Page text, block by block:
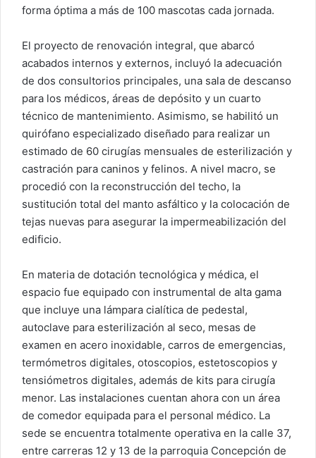
forma óptima a más de 100 mascotas cada jornada.
El proyecto de renovación integral, que abarcó
acabados internos y externos, incluyó la adecuación
de dos consultorios principales, una sala de descanso
para los médicos, áreas de depósito y un cuarto
técnico de mantenimiento. Asimismo, se habilitó un
quirófano especializado diseñado para realizar un
estimado de 60 cirugías mensuales de esterilización y
castración para caninos y felinos. A nivel macro, se
procedió con la reconstrucción del techo, la
sustitución total del manto asfáltico y la colocación de
tejas nuevas para asegurar la impermeabilización del
edificio.
En materia de dotación tecnológica y médica, el
espacio fue equipado con instrumental de alta gama
que incluye una lámpara cialítica de pedestal,
autoclave para esterilización al seco, mesas de
examen en acero inoxidable, carros de emergencias,
termómetros digitales, otoscopios, estetoscopios y
tensiómetros digitales, además de kits para cirugía
menor. Las instalaciones cuentan ahora con un área
de comedor equipada para el personal médico. La
sede se encuentra totalmente operativa en la calle 37,
entre carreras 12 y 13 de la parroquia Concepción de